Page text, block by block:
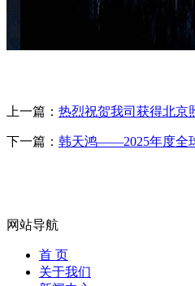
上一篇： 热烈祝贺我司获得北京
下一篇： 韩天鸿——2025年度全
网站导航
首 页
关于我们